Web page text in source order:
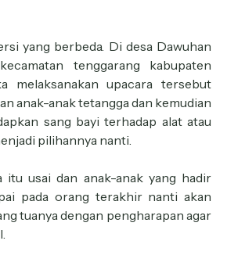
yang berbeda. Di desa Dawuhan
tenggarang kabupaten
melaksanakan upacara tersebut
anak-anak tetangga dan kemudian
sang bayi terhadap alat atau
pilihannya nanti.
itu usai dan anak-anak yang hadir
pada orang terakhir nanti akan
tuanya dengan pengharapan agar